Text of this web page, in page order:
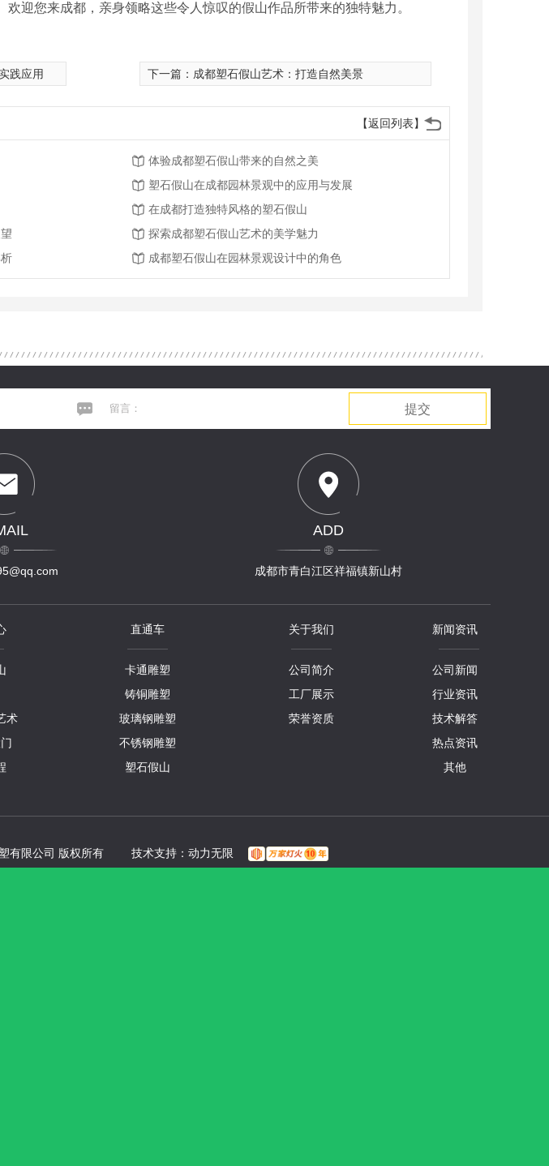
雕塑公司 铸铜雕塑
迎您来成都，亲身领略这些令人惊叹的假山作品所带来的独特魅力。
践应用 下一篇： 成都塑石假山艺术：打造自然美景
【返回列表】
体验成都塑石假山带来的自然之美
塑石假山在成都园林景观中的应用与发展
在成都打造独特风格的塑石假山
探索成都塑石假山艺术的美学魅力
成都塑石假山在园林景观设计中的角色
提交
ADD
成都市青白江区祥福镇新山村
术
直通车
卡通雕塑
铸铜雕塑
玻璃钢雕塑
不锈钢雕塑
塑石假山
关于我们
公司简介
工厂展示
荣誉资质
新闻资讯
公司新闻
行业资讯
技术解答
热点资讯
其他
有限公司 版权所有 技术支持： 动力无限